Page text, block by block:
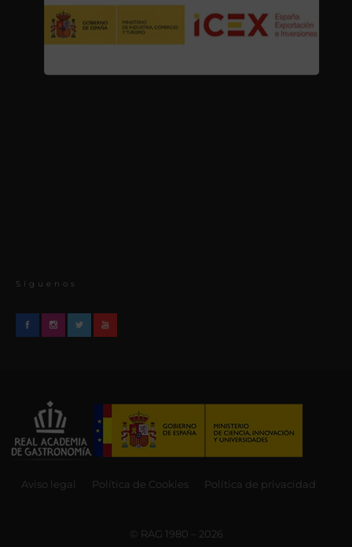
Síguenos
Aviso legal Política de Cookies Política de privacidad
© RAG 1980 – 2026